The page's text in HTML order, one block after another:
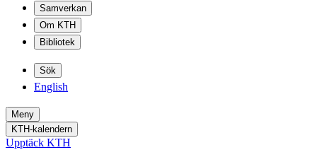
Samverkan
Om KTH
Bibliotek
Sök
English
Meny
KTH-kalendern
Upptäck KTH